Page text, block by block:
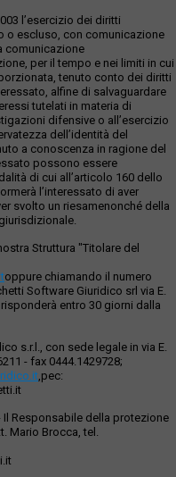
l’esercizio dei diritti
o escluso, con comunicazione
comunicazione
per il tempo e nei limiti in cui
tenuto conto dei diritti
alfine di salvaguardare
tutelati in materia di
difensive o all’esercizio
dell’identità del
a conoscenza in ragione del
possono essere
di cui all’articolo 160 dello
l’interessato di aver
svolto un riesamenonché della
Struttura "Titolare del
oppure chiamando il numero
Software Giuridico srl via E.
entro 30 giorni dalla
s.r.l., con sede legale in via E.
- fax 0444.1429728;
,pec:
Il Responsabile della protezione
Mario Brocca, tel.